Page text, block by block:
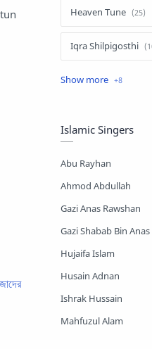
Heaven Tune
Iqra Shilpigosthi
Islamic Story
Saimum-Shilpigosthi
Shopnoshiri
Islamic Singers
Abu Rayhan
Ahmod Abdullah
Gazi Anas Rawshan
Gazi Shabab Bin Anas
Hujaifa Islam
Husain Adnan
Ishrak Hussain
Mahfuzul Alam